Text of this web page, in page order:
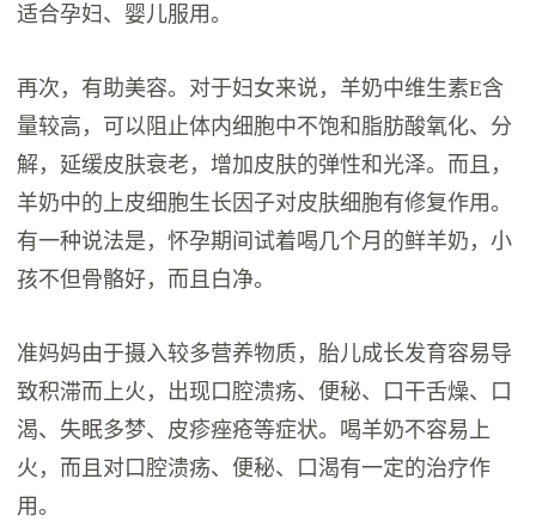
适合孕妇、婴儿服用。
再次，有助美容。对于妇女来说，羊奶中维生素E含
量较高，可以阻止体内细胞中不饱和脂肪酸氧化、分
解，延缓皮肤衰老，增加皮肤的弹性和光泽。而且，
羊奶中的上皮细胞生长因子对皮肤细胞有修复作用。
有一种说法是，怀孕期间试着喝几个月的鲜羊奶，小
孩不但骨骼好，而且白净。
准妈妈由于摄入较多营养物质，胎儿成长发育容易导
致积滞而上火，出现口腔溃疡、便秘、口干舌燥、口
渴、失眠多梦、皮疹痤疮等症状。喝羊奶不容易上
火，而且对口腔溃疡、便秘、口渴有一定的治疗作
用。